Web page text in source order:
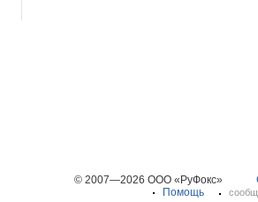
© 2007—2026 ООО «РуФокс»
Помощь